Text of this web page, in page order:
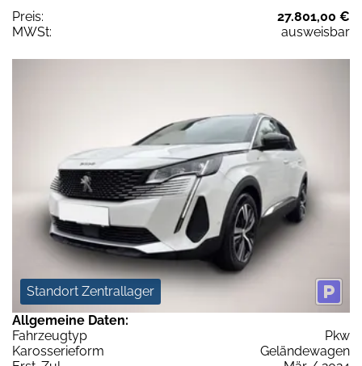
Preis:
27.801,00 €
MWSt:
ausweisbar
Standort Zentrallager
Allgemeine Daten:
Fahrzeugtyp
Pkw
Karosserieform
Geländewagen